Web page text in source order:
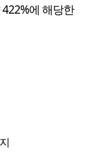
에 해당한